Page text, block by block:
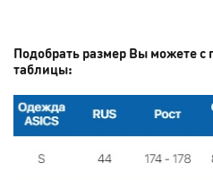
Подобрать размер Вы можете
таблицы: